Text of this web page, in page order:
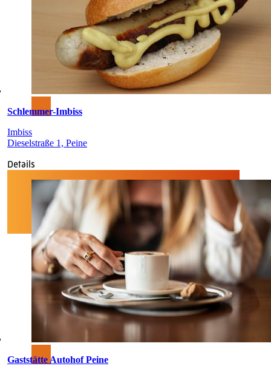
Schlemmer-Imbiss
Imbiss
Dieselstraße 1, Peine
Details
Gaststätte Autohof Peine